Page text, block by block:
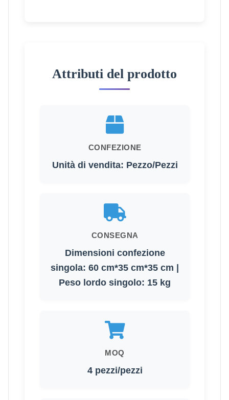
Attributi del prodotto
CONFEZIONE
Unità di vendita: Pezzo/Pezzi
CONSEGNA
Dimensioni confezione
singola: 60 cm*35 cm*35 cm |
Peso lordo singolo: 15 kg
MOQ
4 pezzi/pezzi